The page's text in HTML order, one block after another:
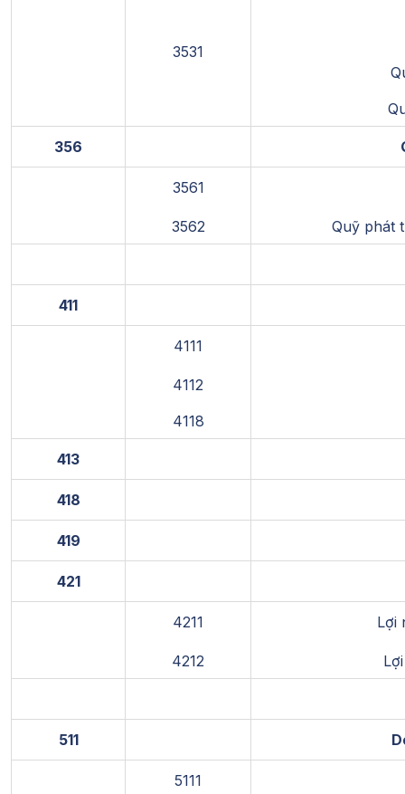
3531
356
3561
3562 Quỹ phát
411
4111
4112
4118
413
418
419
421
4211
4212
Lợi
511
5111